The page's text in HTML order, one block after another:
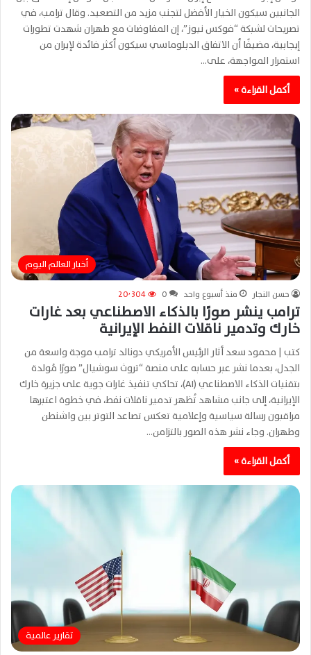
الجانبين سيكون الخيار الأفضل لتجنب مزيد من التصعيد. وقال ترامب، في
تصريحات لشبكة “فوكس نيوز”، إن المفاوضات مع طهران شهدت تطورات
إيجابية، مضيفًا أن الاتفاق الدبلوماسي سيكون أكثر فائدة لإيران من
استمرار المواجهة، على…
أكمل القراءة »
أخبار العالم اليوم
حسن النجار منذ أسبوع واحد 0 20٬304
ترامب ينشر صورًا بالذكاء الاصطناعي بعد غارات
خارك وتدمير ناقلات النفط الإيرانية
كتب | محمود سعد أثار الرئيس الأمريكي دونالد ترامب موجة واسعة من
الجدل، بعدما نشر عبر حسابه على منصة “تروث سوشيال” صورًا مُولدة
بتقنيات الذكاء الاصطناعي (AI)، تحاكي تنفيذ غارات جوية على جزيرة خارك
الإيرانية، إلى جانب مشاهد تُظهر تدمير ناقلات نفط، في خطوة اعتبرها
مراقبون رسالة سياسية وإعلامية تعكس تصاعد التوتر بين واشنطن
وطهران. وجاء نشر هذه الصور بالتزامن…
أكمل القراءة »
تقارير عالمية